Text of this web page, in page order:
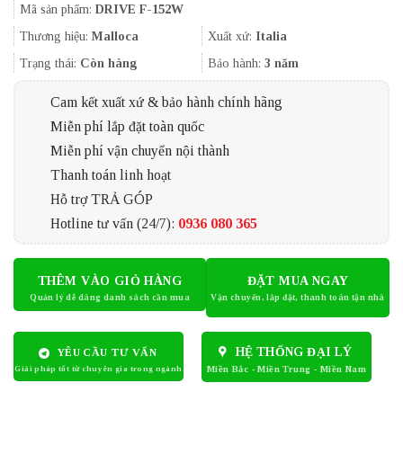
27.393.000₫.
Mã sản phẩm: DRIVE F-152W
Thương hiệu: Malloca Xuất xứ: Italia
Trạng thái: Còn hàng Bảo hành: 3 năm
Cam kết xuất xứ & bảo hành chính hãng
Miễn phí lắp đặt toàn quốc
Miễn phí vận chuyển nội thành
Thanh toán linh hoạt
Hỗ trợ TRẢ GÓP
Hotline tư vấn (24/7): 0936 080 365
THÊM VÀO GIỎ HÀNG ĐẶT MUA NGAY
YÊU CẦU TƯ VẤN HỆ THỐNG ĐẠI LÝ